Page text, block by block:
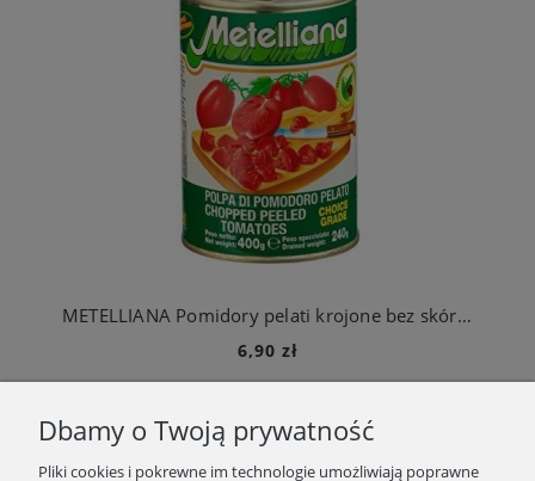
METELLIANA Pomidory pelati krojone bez skórki kostka- puszka 400g Italy
6,90 zł
Dbamy o Twoją prywatność
Pliki cookies i pokrewne im technologie umożliwiają poprawne